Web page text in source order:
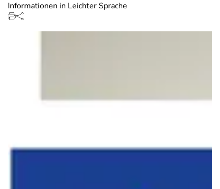
Informationen in Leichter Sprache